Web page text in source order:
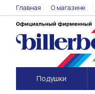
Главная О магазине
Подушки